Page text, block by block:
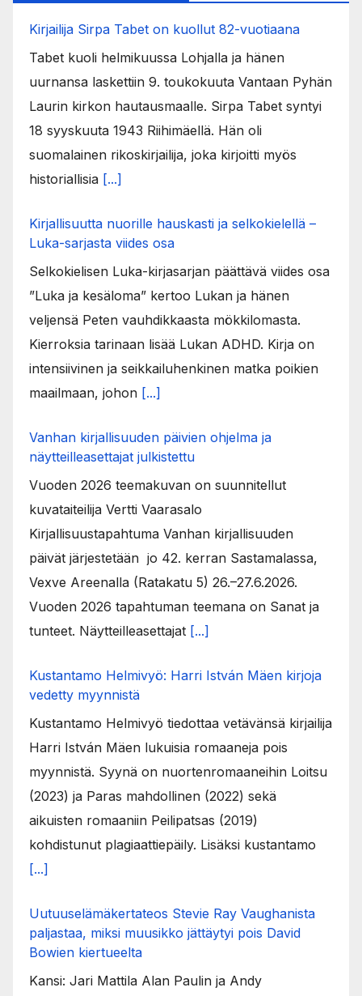
Kirjailija Sirpa Tabet on kuollut 82-vuotiaana
Tabet kuoli helmikuussa Lohjalla ja hänen
uurnansa laskettiin 9. toukokuuta Vantaan Pyhän
Laurin kirkon hautausmaalle. Sirpa Tabet syntyi
18 syyskuuta 1943 Riihimäellä. Hän oli
suomalainen rikoskirjailija, joka kirjoitti myös
historiallisia [...]
Kirjallisuutta nuorille hauskasti ja selkokielellä –
Luka-sarjasta viides osa
Selkokielisen Luka-kirjasarjan päättävä viides osa
”Luka ja kesäloma” kertoo Lukan ja hänen
veljensä Peten vauhdikkaasta mökkilomasta.
Kierroksia tarinaan lisää Lukan ADHD. Kirja on
intensiivinen ja seikkailuhenkinen matka poikien
maailmaan, johon [...]
Vanhan kirjallisuuden päivien ohjelma ja
näytteilleasettajat julkistettu
Vuoden 2026 teemakuvan on suunnitellut
kuvataiteilija Vertti Vaarasalo
Kirjallisuustapahtuma Vanhan kirjallisuuden
päivät järjestetään jo 42. kerran Sastamalassa,
Vexve Areenalla (Ratakatu 5) 26.–27.6.2026.
Vuoden 2026 tapahtuman teemana on Sanat ja
tunteet. Näytteilleasettajat [...]
Kustantamo Helmivyö: Harri István Mäen kirjoja
vedetty myynnistä
Kustantamo Helmivyö tiedottaa vetävänsä kirjailija
Harri István Mäen lukuisia romaaneja pois
myynnistä. Syynä on nuortenromaaneihin Loitsu
(2023) ja Paras mahdollinen (2022) sekä
aikuisten romaaniin Peilipatsas (2019)
kohdistunut plagiaattiepäily. Lisäksi kustantamo
[...]
Uutuuselämäkertateos Stevie Ray Vaughanista
paljastaa, miksi muusikko jättäytyi pois David
Bowien kiertueelta
Kansi: Jari Mattila Alan Paulin ja Andy